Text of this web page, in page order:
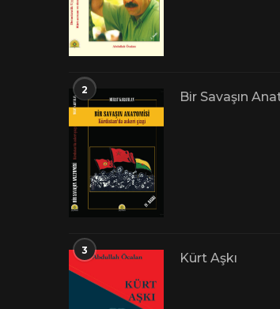
2 Bir Savaşın
3 Kürt Aşkı